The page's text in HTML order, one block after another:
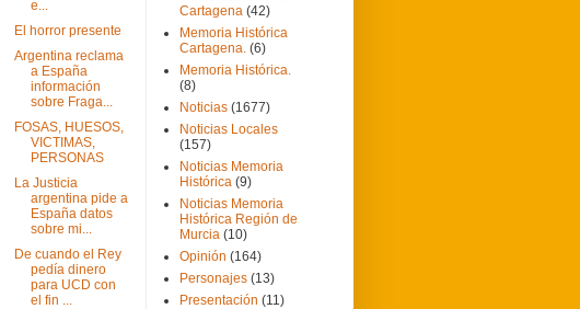
e...
El horror presente
Argentina reclama
a España
información
sobre Fraga...
FOSAS, HUESOS,
VICTIMAS,
PERSONAS
La Justicia
argentina pide a
España datos
sobre mi...
De cuando el Rey
pedía dinero
para UCD con
el fin ...
Cartagena (42)
Memoria Histórica
Cartagena. (6)
Memoria Histórica.
(8)
Noticias (1677)
Noticias Locales
(157)
Noticias Memoria
Histórica (9)
Noticias Memoria
Histórica Región de
Murcia (10)
Opinión (164)
Personajes (13)
Presentación (11)